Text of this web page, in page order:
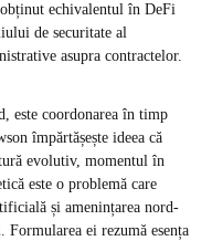
echivalentul în DeFi
de securitate al
asupra contractelor.
este coordonarea în timp
împărtășește ideea că
evolutiv, momentul în
este o problemă care
și amenințarea nord-
Formularea ei rezumă esența